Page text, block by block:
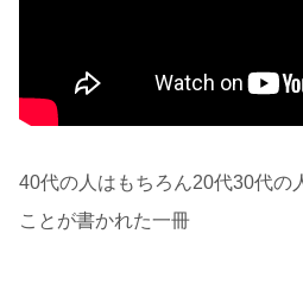
40代の人はもちろん20代30代の
ことが書かれた一冊